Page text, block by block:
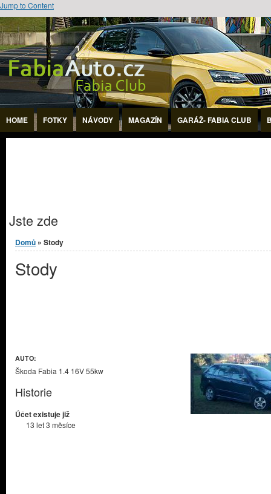
Jump to Content
HOME FOTKY NÁVODY MAGAZÍN GARÁŽ- FABIA CLUB
Jste zde
Domů » Stody
Stody
AUTO:
Škoda Fabia 1.4 16V 55kw
Historie
Účet existuje již
13 let 3 měsíce